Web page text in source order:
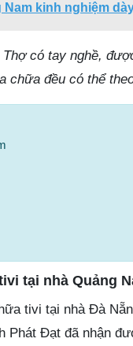
kinh nghiệm
có tay nghề,
chữa đều có thể
tại nhà Quảng
tivi tại nhà Đà
Phát Đạt đã nhận